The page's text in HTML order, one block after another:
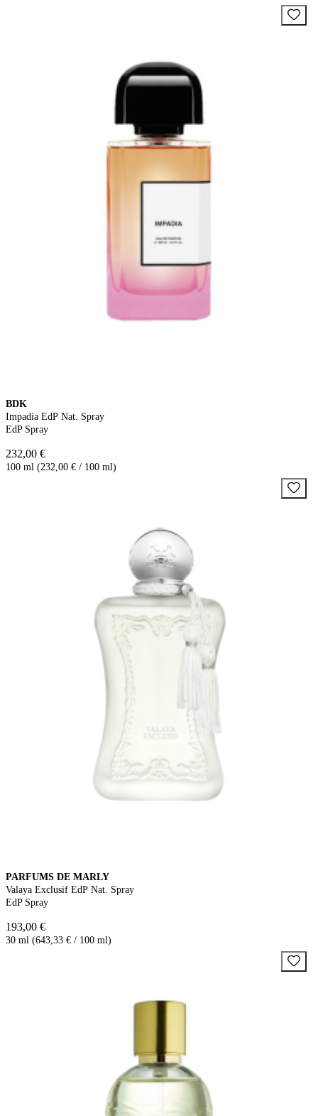
BDK
Impadia EdP Nat. Spray
EdP Spray
232,00 €
100 ml (232,00 € / 100 ml)
PARFUMS DE MARLY
Valaya Exclusif EdP Nat. Spray
EdP Spray
193,00 €
30 ml (643,33 € / 100 ml)